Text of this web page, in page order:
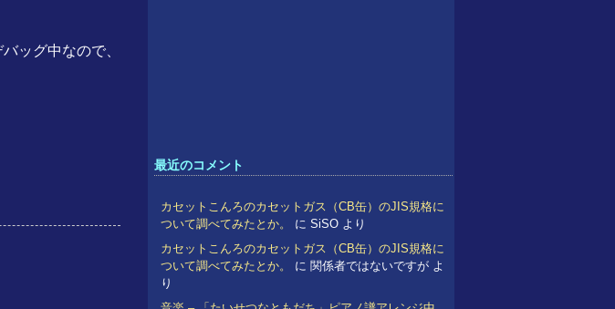
ッグ中なので、
最近のコメント
カセットこんろのカセットガス（CB缶）のJIS規格に
ついて調べてみたとか。
に SiSO より
カセットこんろのカセットガス（CB缶）のJIS規格に
ついて調べてみたとか。
に 関係者ではないですが よ
り